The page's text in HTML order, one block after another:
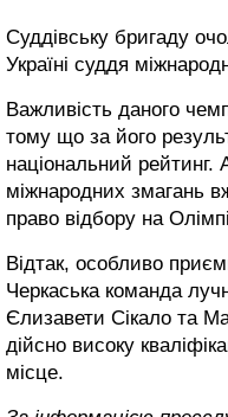
Суддівську бригаду
Україні суддя
Важливість даного
тому що за його
національний рейтинг.
міжнародних змагань
право відбору на
Відтак, особливо
Черкаська команда
Єлизавети Сікало та
дійсно високу
місце.